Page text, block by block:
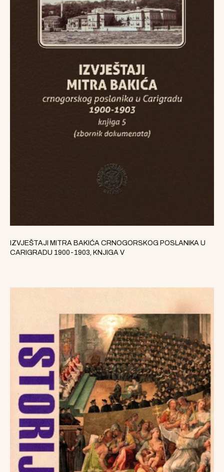
IZVJEŠTAJI MITRA BAKIĆA CRNOGORSKOG POSLANIKA U
CARIGRADU 1900-1903, KNJIGA V